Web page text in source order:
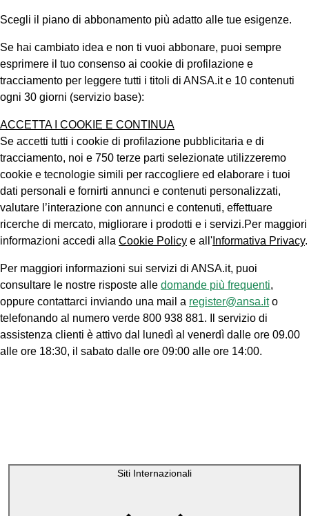
Scegli il piano di abbonamento più adatto alle tue esigenze.
Se hai cambiato idea e non ti vuoi abbonare, puoi sempre
esprimere il tuo consenso ai cookie di profilazione e
tracciamento per leggere tutti i titoli di ANSA.it e 10 contenuti
ogni 30 giorni (servizio base):
ACCETTA I COOKIE E CONTINUA
Se accetti tutti i cookie di profilazione pubblicitaria e di
tracciamento, noi e 750 terze parti selezionate utilizzeremo
cookie e tecnologie simili per raccogliere ed elaborare i tuoi
dati personali e fornirti annunci e contenuti personalizzati,
valutare l’interazione con annunci e contenuti, effettuare
ricerche di mercato, migliorare i prodotti e i servizi.Per maggiori
informazioni accedi alla Cookie Policy e all' Informativa Privacy.
Per maggiori informazioni sui servizi di ANSA.it, puoi
consultare le nostre risposte alle domande più frequenti,
oppure contattarci inviando una mail a register@ansa.ito
telefonando al numero verde 800 938 881. Il servizio di
assistenza clienti è attivo dal lunedì al venerdì dalle ore 09.00
alle ore 18:30, il sabato dalle ore 09:00 alle ore 14:00.
Siti Internazionali